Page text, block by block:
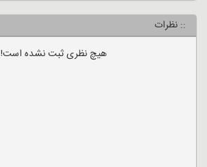
:: نظرات
هیچ نظری ثبت نشده است!